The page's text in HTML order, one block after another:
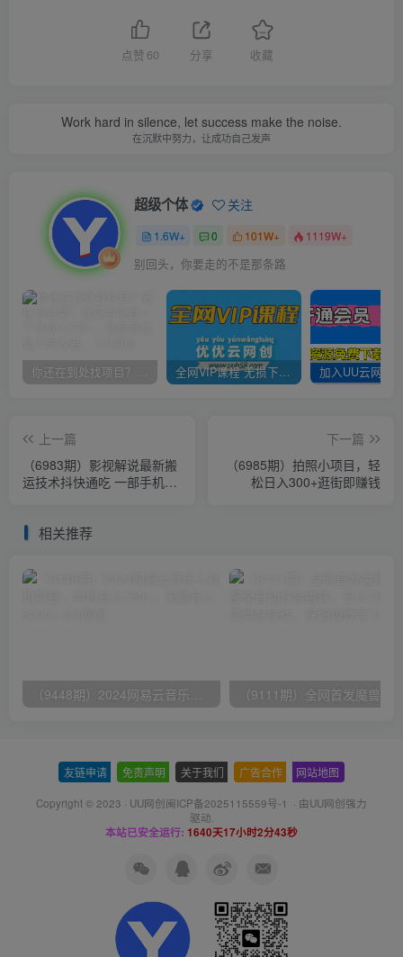
点赞 60 分享 收藏
Work hard in silence, let success make the noise.
在沉默中努力，让成功自己发声
超级个体 关注
1.6W+ 0 101W+ 1119W+
别回头，你要走的不是那条路
你还在到处找项目？还在当韭菜？我靠卖项目一个月收入5万+，曾经我也是个失败者。 全网VIP课程 无损下载~
上一篇
（6983期）影视解说最新搬
运技术抖快通吃 一部手机月
下一篇
（6985期）拍照小项目，轻
松日入300+逛街即赚钱
相关推荐
友链申请 免责声明 关于我们 广告合作 网站地图
Copyright © 2023 · UU网创闽ICP备2025115559号-1 · 由UU网创强力
驱动.
本站已安全运行: 1640天17小时2分44秒